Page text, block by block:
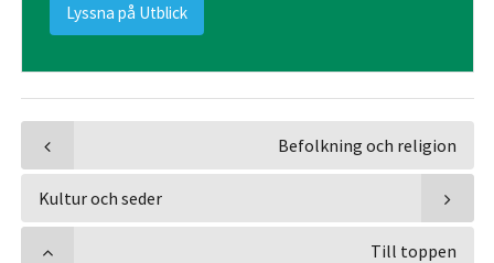
Lyssna på Utblick
Befolkning och religion
Kultur och seder
Till toppen